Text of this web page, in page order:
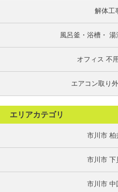
解体工
風呂釜・浴槽・
オフィス 不
エアコン取り
エリアカテゴリ
市川市 柏
市川市 下
市川市 中